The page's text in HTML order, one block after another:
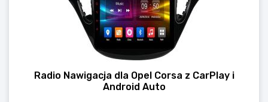
Radio Nawigacja dla Opel Corsa z CarPlay i
Android Auto